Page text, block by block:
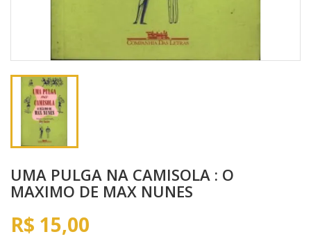
UMA PULGA NA CAMISOLA : O
MAXIMO DE MAX NUNES
R$ 15,00